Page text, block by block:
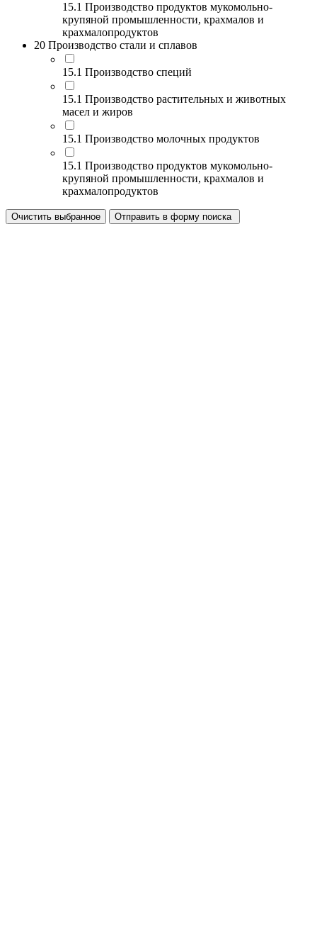
15.1 Производство продуктов мукомольно-
крупяной промышленности, крахмалов и
крахмалопродуктов
20 Производство стали и сплавов
15.1 Производство специй
15.1 Производство растительных и животных
масел и жиров
15.1 Производство молочных продуктов
15.1 Производство продуктов мукомольно-
крупяной промышленности, крахмалов и
крахмалопродуктов